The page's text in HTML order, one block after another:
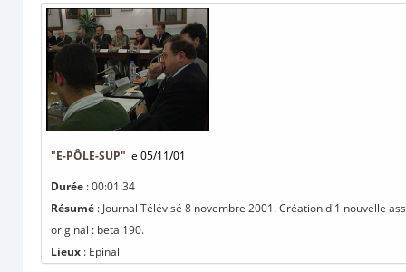
"E-PÔLE-SUP" le 05/11/01
Durée : 00:01:34
Résumé : Journal Télévisé 8 novembre 2001. Création d'1 nouvelle
original : beta 190.
Lieux : Epinal